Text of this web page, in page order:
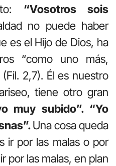
“Vosotros sois
no puede haber
es el Hijo de Dios, ha
“como uno más,
2,7). Él es nuestro
tiene otro gran
muy subido”. “Yo
Una cosa queda
ir por las malas o por
por las malas, en plan